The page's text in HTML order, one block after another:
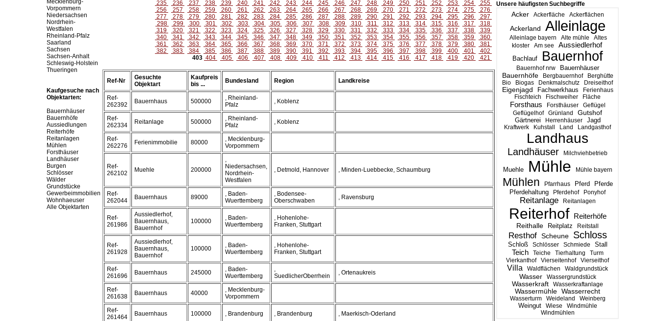
Unsere häufigsten Suchbegriffe
Acker Ackerfläche Ackerflächen
Ackerland Alleinlage
Alleinlage bayern Alte mühle
Altes
kloster
Am see Aussiedlerhof
Bachlauf Bauernhof
Bauernhof nrw Bauernhäuser
Bauernhöfe Bergbauernhof
Berghütte
Bio
Biogas Denkmalschutz Dreiseithof
Eigenjagd Fachwerkhaus
Ferienhaus
Fischteich
Fischweiher Fläche
Forsthaus Forsthäuser
Geflügel
Geflügelhof
Grünland
Gutshof
Gärtnerei
Herrenhäuser Jagd
Kraftwerk Kuhstall Land Landgasthof
Landhaus
Landhäuser Milchviehbetrieb
Muehle Mühle Mühle bayern
Mühlen Pfarrhaus Pferd Pferde
Pferdehaltung Pferdehof Ponyhof
Reitanlage Reitanlagen
Reiterhof Reiterhöfe
Reithalle Reitplatz Reitstall
Resthof Scheune Schloss
Schloß Schlösser Schmiede Stall
Teich Teiche Tierhaltung
Turm
Vierkanthof
Vierseitenhof Vierseithof
Villa Waldflächen Waldgrundstück
Wasser Wassergrundstück
Wasserkraft Wasserkraftanlage
Wassermühle Wasserrecht
Wasserturm Weideland Weinberg
Weingut Wiese
Windmühle
Windmühlen
Mecklenburg-
Vorpommern
Niedersachsen
Nordrhein-
Westfalen
Rheinland-Pfalz
Saarland
Sachsen
Sachsen-Anhalt
Schleswig-Holstein
Thueringen
Kaufgesuche nach
Objektarten:
Bauernhäuser
Bauernhöfe
Aussiedlungen
Reiterhöfe
Reitanlagen
Mühlen
Forsthäuser
Landhäuser
Burgen
Schlösser
Wälder
Grundstücke
Gewerbeimmobilien
Wohnhaeuser
Alle Objektarten
235
236 237 238 239 240 241 242 243 244 245 246 247 248 249 250 251 252 253 254
255
256
257 258 259 260 261 262 263 264 265 266 267 268 269 270 271 272 273 274 275
276
277
278 279 280 281 282 283 284 285 286 287 288 289 290 291 292 293 294 295 296
297
298
299 300 301 302 303 304 305 306 307 308 309 310 311 312 313 314 315 316 317
318
319
320 321 322 323 324 325 326 327 328 329 330 331 332 333 334 335 336 337 338
339
340
341 342 343 344 345 346 347 348 349 350 351 352 353 354 355 356 357 358 359
360
361
362 363 364 365 366 367 368 369 370 371 372 373 374 375 376 377 378 379 380
381
382
383 384 385 386 387 388 389 390 391 392 393 394 395 396 397 398 399 400 401
402
403 404 405 406 407 408 409 410 411 412 413 414 415 416 417 418 419 420 421
Ref-Nr
Gesuchte
Objektart
Kaufpreis
bis ...
Bundesland Region Landkreise
Ref-
262392
Bauernhaus 500000
, Rheinland-
Pfalz
, Koblenz
Ref-
262334
Reitanlage 500000
, Rheinland-
Pfalz
, Koblenz
Ref-
262276
Ferienimmobilie 80000
, Mecklenburg-
Vorpommern
Ref-
262102
Muehle 200000
,
Niedersachsen,
Nordrhein-
Westfalen
, Detmold, Hannover , Minden-Luebbecke, Schaumburg
Ref-
262044
Bauernhaus 89000
, Baden-
Wuerttemberg
, Bodensee-
Oberschwaben
, Ravensburg
Ref-
261986
Aussiedlerhof,
Bauernhaus,
Bauernhof
100000
, Baden-
Wuerttemberg
, Hohenlohe-
Franken, Stuttgart
Ref-
261928
Aussiedlerhof,
Bauernhaus,
Bauernhof
100000
, Baden-
Wuerttemberg
, Hohenlohe-
Franken, Stuttgart
Ref-
261696
Bauernhaus 245000
, Baden-
Wuerttemberg
,
SuedlicherOberrhein
, Ortenaukreis
Ref-
261638
Bauernhaus 40000
, Mecklenburg-
Vorpommern
Ref-
261464
Bauernhaus 100000 , Brandenburg , Brandenburg , Maerkisch-Oderland